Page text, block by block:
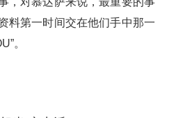
料第一时间交在他们手中那一
。